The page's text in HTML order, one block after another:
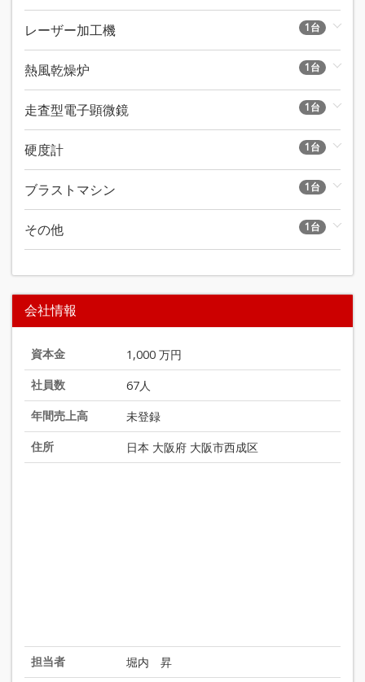
1台
レーザー加工機
1台
熱風乾燥炉
1台
走査型電子顕微鏡
1台
硬度計
1台
ブラストマシン
1台
その他
会社情報
資本金
1,000 万円
社員数
67人
年間売上高
未登録
住所
日本 大阪府 大阪市西成区
担当者 堀内 昇